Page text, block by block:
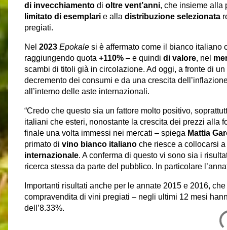
di invecchiamento di oltre vent’anni, che insieme alla
limitato di esemplari e alla distribuzione selezionata
pregiati.
Nel 2023 Epokale si è affermato come il bianco italiano
raggiungendo quota +110% – e quindi di valore, nel
scambi di titoli già in circolazione. Ad oggi, a fronte di
decremento dei consumi e da una crescita
all’interno delle aste internazionali.
“Credo che questo sia un fattore molto positivo,
italiani che esteri, nonostante la crescita dei prezzi alla
finale una volta immessi nei mercati – spiega Mattia
primato di vino bianco italiano che riesce a collocarsi
internazionale. A conferma di questo vi sono sia i
ricerca stessa da parte del pubblico. In particolare
Importanti risultati anche per le annate 2015 e 2016,
compravendita di vini pregiati – negli ultimi 12 mesi
dell’8.33%.